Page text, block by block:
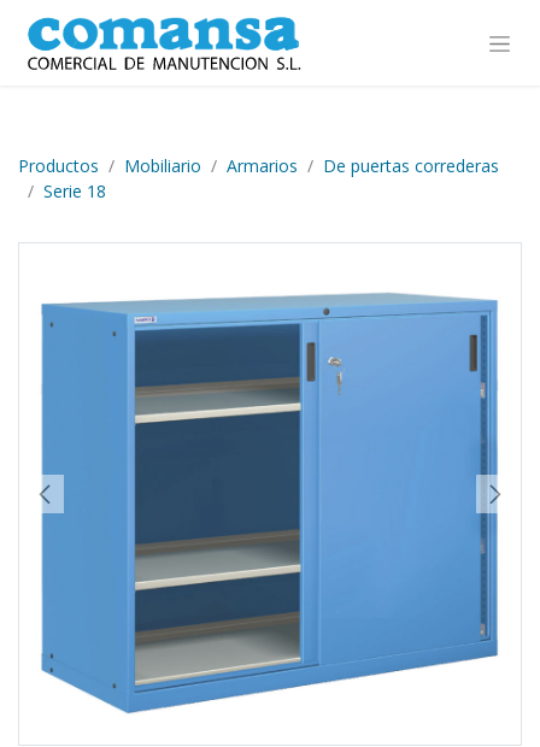
Ir al contenido
Productos Mobiliario Armarios
De puertas correderas
Serie 18